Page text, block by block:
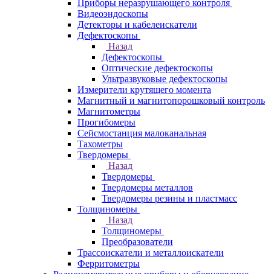
Приборы неразрушающего контроля
Видеоэндоскопы
Детекторы и кабелеискатели
Дефектоскопы
Назад
Дефектоскопы
Оптические дефектоскопы
Ультразвуковые дефектоскопы
Измерители крутящего момента
Магнитный и магнитопорошковый контроль
Магнитометры
Прогибомеры
Сейсмостанция малоканальная
Тахометры
Твердомеры
Назад
Твердомеры
Твердомеры металлов
Твердомеры резины и пластмасс
Толщиномеры
Назад
Толщиномеры
Преобразователи
Трассоискатели и металлоискатели
Ферритометры